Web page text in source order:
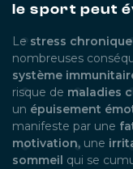
le sport peut
Le stress chronique
nombreuses
système
risque de maladies
un épuisement
manifeste par une
motivation, une
sommeil qui se